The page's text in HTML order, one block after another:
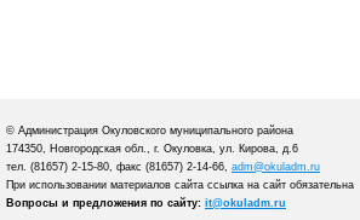
© Администрация Окуловского муниципального района
174350, Новгородская обл., г. Окуловка, ул. Кирова, д.6
тел. (81657) 2-15-80, факс (81657) 2-14-66, adm@okuladm.ru
При использовании материалов сайта ссылка на сайт обязательна
Вопросы и предложения по сайту: it@okuladm.ru